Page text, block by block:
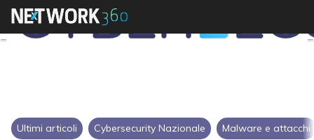
Ultimi articoli Cybersecurity Nazionale Malware e attacchi